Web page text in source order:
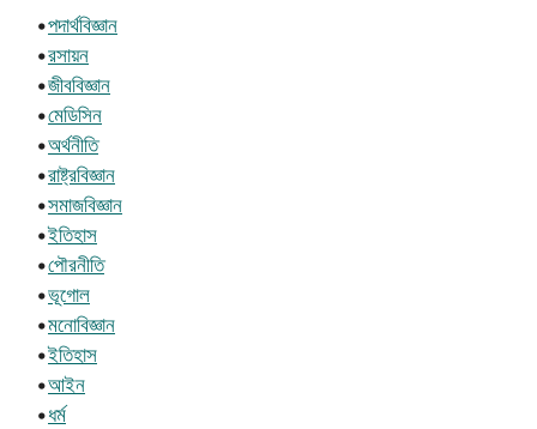
•পদার্থবিজ্ঞান
•রসায়ন
•জীববিজ্ঞান
•মেডিসিন
•অর্থনীতি
•রাষ্ট্রবিজ্ঞান
•সমাজবিজ্ঞান
•ইতিহাস
•পৌরনীতি
•ভূগোল
•মনোবিজ্ঞান
•ইতিহাস
•আইন
•ধর্ম